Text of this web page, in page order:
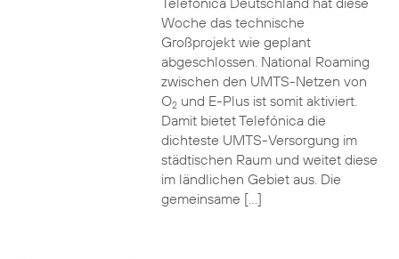
Woche das technische
Großprojekt wie geplant
abgeschlossen. National Roaming
zwischen den UMTS-Netzen von
O2und E-Plus ist somit aktiviert.
Damit bietet Telefónica die
dichteste UMTS-Versorgung im
städtischen Raum und weitet diese
im ländlichen Gebiet aus. Die
gemeinsame […]